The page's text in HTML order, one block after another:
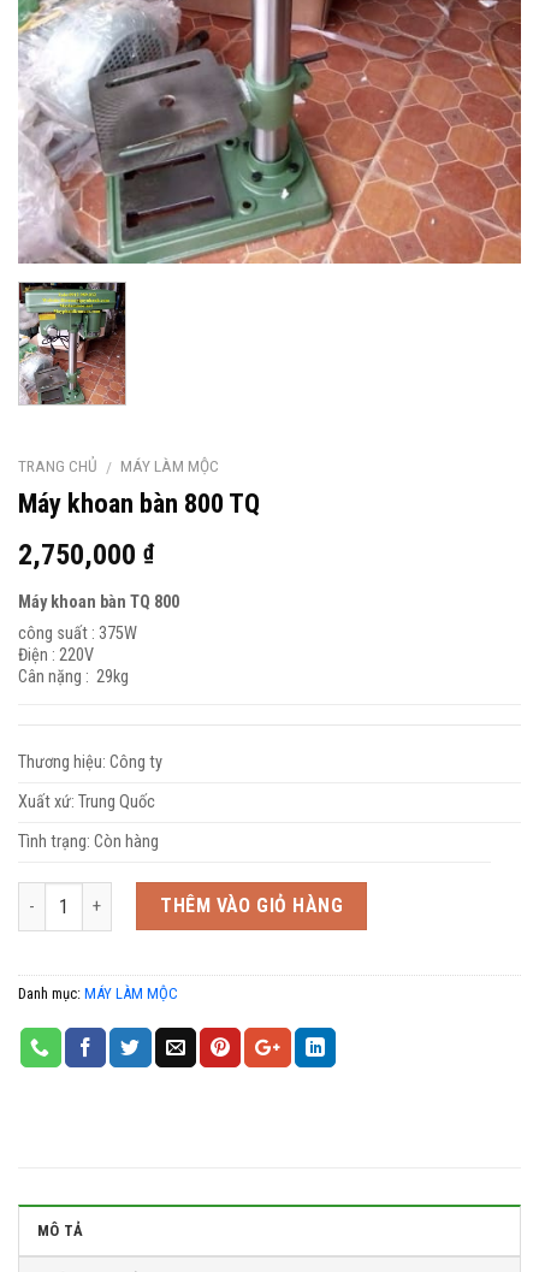
TRANG CHỦ / MÁY LÀM MỘC
Máy khoan bàn 800 TQ
2,750,000 ₫
Máy khoan bàn TQ 800
công suất : 375W
Điện : 220V
Cân nặng : 29kg
Thương hiệu: Công ty
Xuất xứ: Trung Quốc
Tình trạng: Còn hàng
Số lượng THÊM VÀO GIỎ HÀNG
Danh mục: MÁY LÀM MỘC
MÔ TẢ